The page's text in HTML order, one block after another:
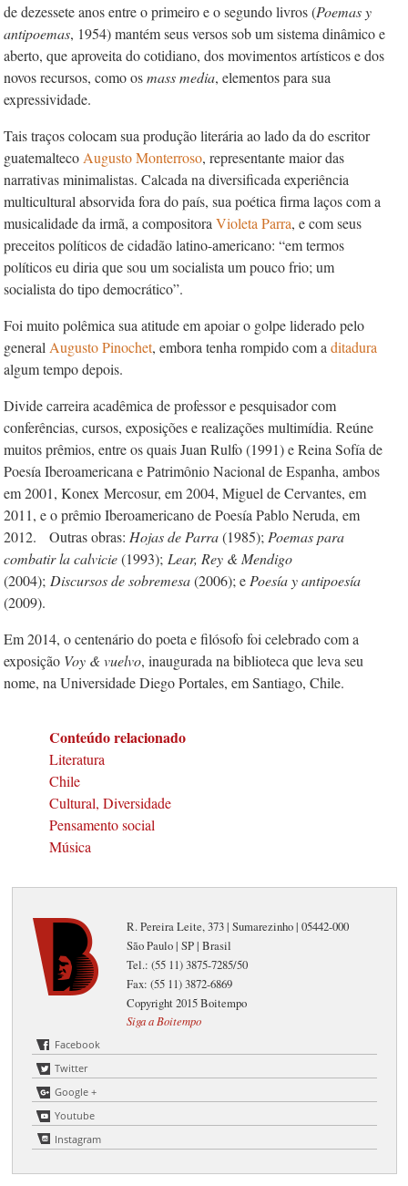
de dezessete anos entre o primeiro e o segundo livros (Poemas y
antipoemas, 1954) mantém seus versos sob um sistema dinâmico e
aberto, que aproveita do cotidiano, dos movimentos artísticos e dos
novos recursos, como osmass media, elementos para sua
expressividade.
Tais traços colocam sua produção literária ao lado da do escritor
guatemalteco Augusto Monterroso, representante maior das
narrativas minimalistas. Calcada na diversificada experiência
multicultural absorvida fora do país, sua poética firma laços com a
musicalidade da irmã, a compositora Violeta Parra, e com seus
preceitos políticos de cidadão latino-americano: “em termos
políticos eu diria que sou um socialista um pouco frio; um
socialista do tipo democrático”.
Foi muito polêmica sua atitude em apoiar o golpe liderado pelo
general Augusto Pinochet, embora tenha rompido com a ditadura
algum tempo depois.
Divide carreira acadêmica de professor e pesquisador com
conferências, cursos, exposições e realizações multimídia. Reúne
muitos prêmios, entre os quais Juan Rulfo (1991) e Reina Sofía de
Poesía Iberoamericana e Patrimônio Nacional de Espanha, ambos
em 2001, Konex Mercosur, em 2004, Miguel de Cervantes, em
2011, e o prêmio Iberoamericano de Poesía Pablo Neruda, em
2012. Outras obras: Hojas de Parra(1985); Poemas para
combatir la calvicie(1993); Lear, Rey & Mendigo
(2004); Discursos de sobremesa(2006); e Poesía y antipoesía
(2009).
Em 2014, o centenário do poeta e filósofo foi celebrado com a
exposição Voy & vuelvo, inaugurada na biblioteca que leva seu
nome, na Universidade Diego Portales, em Santiago, Chile.
Conteúdo relacionado
Literatura
Chile
Cultural, Diversidade
Pensamento social
Música
R. Pereira Leite, 373 | Sumarezinho | 05442-000
São Paulo | SP | Brasil
Tel.: (55 11) 3875-7285/50
Fax: (55 11) 3872-6869
Copyright 2015 Boitempo
Siga a Boitempo
Facebook
Twitter
Google +
Youtube
Instagram